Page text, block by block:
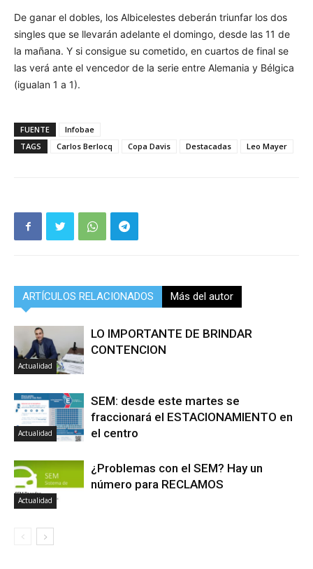
De ganar el dobles, los Albicelestes deberán triunfar los dos
singles que se llevarán adelante el domingo, desde las 11 de
la mañana. Y si consigue su cometido, en cuartos de final se
las verá ante el vencedor de la serie entre Alemania y Bélgica
(igualan 1 a 1).
FUENTE
Infobae
TAGS
Carlos Berlocq Copa Davis Destacadas Leo Mayer
ARTÍCULOS RELACIONADOS Más del autor
Actualidad
LO IMPORTANTE DE BRINDAR
CONTENCION
Actualidad
SEM: desde este martes se
fraccionará el ESTACIONAMIENTO en
el centro
Actualidad
¿Problemas con el SEM? Hay un
número para RECLAMOS